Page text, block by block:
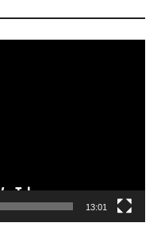
13:01